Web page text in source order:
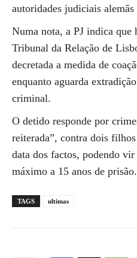
autoridades judiciais alemãs
Numa nota, a PJ indica que
Tribunal da Relação de
decretada a medida de
enquanto aguarda
criminal.
O detido responde por
reiterada”, contra dois
data dos factos, podendo
máximo a 15 anos de prisão.
TAGS ultimas